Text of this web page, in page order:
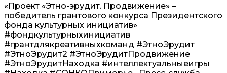
«Проект «Этно-эрудит. Продвижение» –
победитель грантового конкурса Президентского
фонда культурных инициатив»
#фондкультурныхинициатив
#грантдлякреативныхкоманд #ЭтноЭрудит
#ЭтноЭрудит2 #ЭтноЭрудитПродвижение
#ЭтноЭрудитНаходка #интеллектуальныеигры